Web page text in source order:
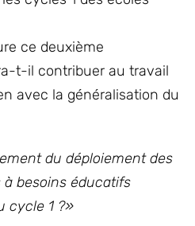
ce deuxième
t-il contribuer au travail
avec la généralisation du
du déploiement des
besoins éducatifs
cycle 1 ?»